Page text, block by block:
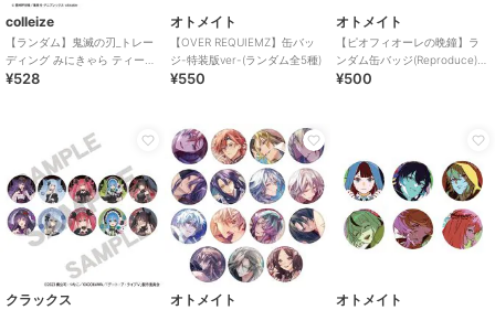
colleize
【ランダム】鬼滅の刃_トレー
ディング みにきゃら ティーカ
ップver. 缶バッジ(単位/単品)
¥528
オトメイト
【OVER REQUIEMZ】缶バッ
ジ-特装版ver-(ランダム全5種)
¥550
オトメイト
【ピオフィオーレの晩鐘】ラ
ンダム缶バッジ(Reproduce)
（ランダム全5種）
¥500
クラックス オトメイト オトメイト